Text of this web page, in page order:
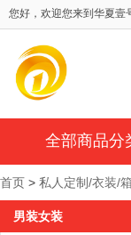
您好，欢迎您来到华夏壹
全部商品分
首页 > 私人定制/衣装/
男装女装